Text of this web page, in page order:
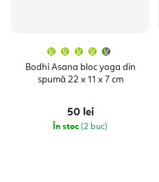
Bodhi Asana bloc yoga din
spumă 22 x 11 x 7 cm
a
produsului
este
50 lei
În stoc (2 buc)